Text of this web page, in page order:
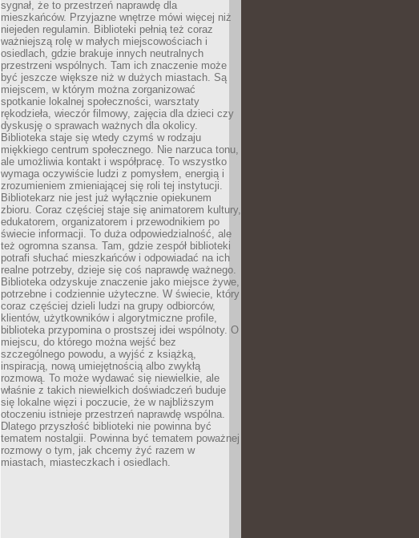
sygnał, że to przestrzeń naprawdę dla
mieszkańców. Przyjazne wnętrze mówi więcej niż
niejeden regulamin. Biblioteki pełnią też coraz
ważniejszą rolę w małych miejscowościach i
osiedlach, gdzie brakuje innych neutralnych
przestrzeni wspólnych. Tam ich znaczenie może
być jeszcze większe niż w dużych miastach. Są
miejscem, w którym można zorganizować
spotkanie lokalnej społeczności, warsztaty
rękodzieła, wieczór filmowy, zajęcia dla dzieci czy
dyskusję o sprawach ważnych dla okolicy.
Biblioteka staje się wtedy czymś w rodzaju
miękkiego centrum społecznego. Nie narzuca tonu,
ale umożliwia kontakt i współpracę. To wszystko
wymaga oczywiście ludzi z pomysłem, energią i
zrozumieniem zmieniającej się roli tej instytucji.
Bibliotekarz nie jest już wyłącznie opiekunem
zbioru. Coraz częściej staje się animatorem kultury,
edukatorem, organizatorem i przewodnikiem po
świecie informacji. To duża odpowiedzialność, ale
też ogromna szansa. Tam, gdzie zespół biblioteki
potrafi słuchać mieszkańców i odpowiadać na ich
realne potrzeby, dzieje się coś naprawdę ważnego.
Biblioteka odzyskuje znaczenie jako miejsce żywe,
potrzebne i codziennie użyteczne. W świecie, który
coraz częściej dzieli ludzi na grupy odbiorców,
klientów, użytkowników i algorytmiczne profile,
biblioteka przypomina o prostszej idei wspólnoty. O
miejscu, do którego można wejść bez
szczególnego powodu, a wyjść z książką,
inspiracją, nową umiejętnością albo zwykłą
rozmową. To może wydawać się niewielkie, ale
właśnie z takich niewielkich doświadczeń buduje
się lokalne więzi i poczucie, że w najbliższym
otoczeniu istnieje przestrzeń naprawdę wspólna.
Dlatego przyszłość biblioteki nie powinna być
tematem nostalgii. Powinna być tematem poważnej
rozmowy o tym, jak chcemy żyć razem w
miastach, miasteczkach i osiedlach.